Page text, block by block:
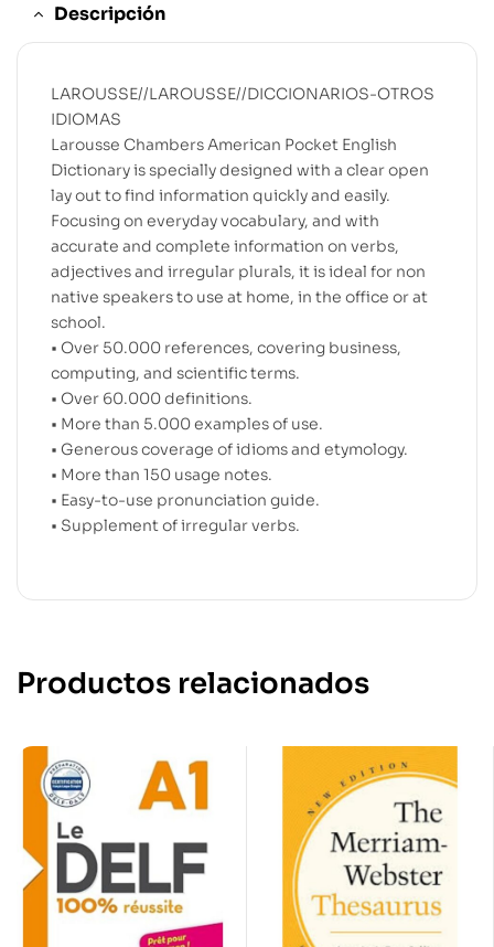
Descripción
LAROUSSE//LAROUSSE//DICCIONARIOS-OTROS
IDIOMAS
Larousse Chambers American Pocket English
Dictionary is specially designed with a clear open
lay out to find information quickly and easily.
Focusing on everyday vocabulary, and with
accurate and complete information on verbs,
adjectives and irregular plurals, it is ideal for non
native speakers to use at home, in the office or at
school.
• Over 50.000 references, covering business,
computing, and scientific terms.
• Over 60.000 definitions.
• More than 5.000 examples of use.
• Generous coverage of idioms and etymology.
• More than 150 usage notes.
• Easy-to-use pronunciation guide.
• Supplement of irregular verbs.
Productos relacionados